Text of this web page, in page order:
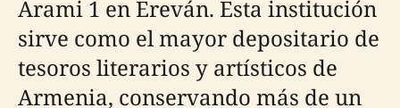
Arami 1 en Ereván. Esta institución
sirve como el mayor depositario de
tesoros literarios y artísticos de
Armenia, conservando más de un